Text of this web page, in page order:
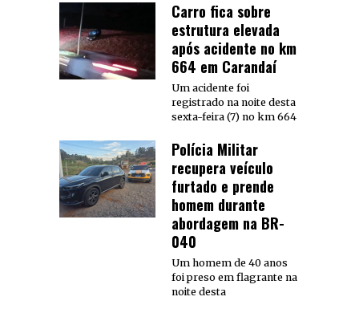
Carro fica sobre
estrutura elevada
após acidente no km
664 em Carandaí
Um acidente foi
registrado na noite desta
sexta-feira (7) no km 664
Polícia Militar
recupera veículo
furtado e prende
homem durante
abordagem na BR-
040
Um homem de 40 anos
foi preso em flagrante na
noite desta